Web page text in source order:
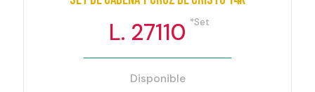
L. 27110 *Set
Disponible